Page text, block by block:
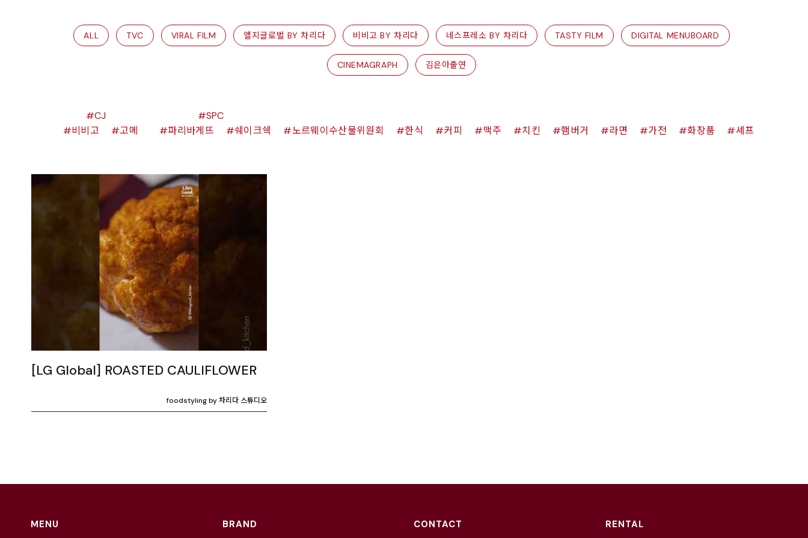
ALL TVC VIRAL FILM 엘지글로벌 BY 차리다 비비고 BY 차리다 네스프레소 BY 차리다 TASTY FILM DIGITAL MENUBOARD
CINEMAGRAPH 김은아출연
CJ
비비고
고메
SPC
파리바게뜨
쉐이크쉑 노르웨이수산물위원회 한식 커피 맥주 치킨 햄버거 라면 가전 화장품 셰프
[LG Global] ROASTED CAULIFLOWER
foodstyling by 차리다 스튜디오
MENU BRAND CONTACT RENTAL